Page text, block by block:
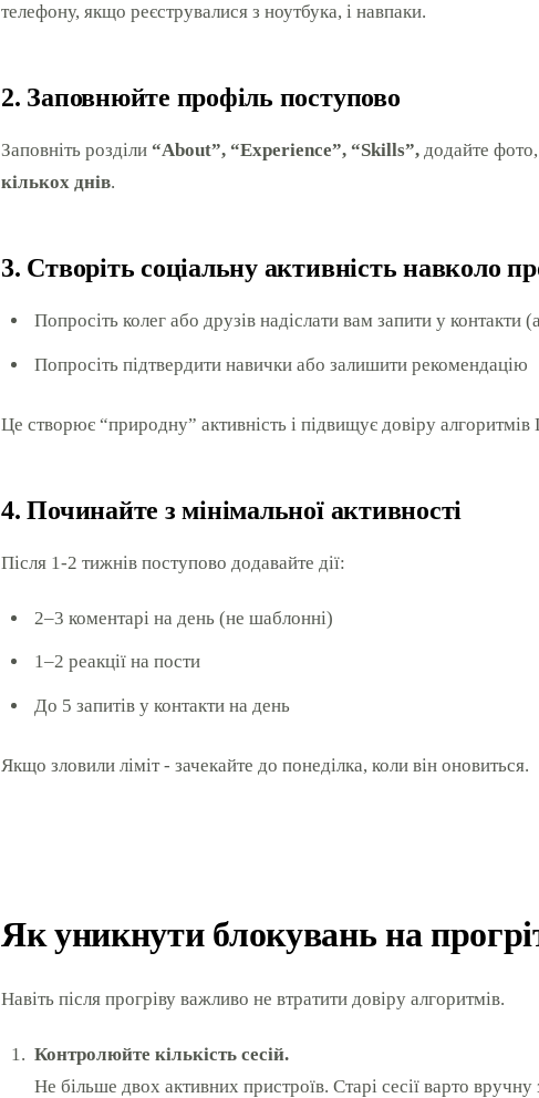
телефону, якщо реєструвалися з ноутбука, і навпаки.
2. Заповнюйте профіль поступово
Заповніть розділи “About”, “Experience”, “Skills”, додайте
кількох днів.
3. Створіть соціальну активність навколо
Попросіть колег або друзів надіслати вам запити у контакти
Попросіть підтвердити навички або залишити рекомендацію
Це створює “природну” активність і підвищує довіру
4. Починайте з мінімальної активності
Після 1-2 тижнів поступово додавайте дії:
2–3 коментарі на день (не шаблонні)
1–2 реакції на пости
До 5 запитів у контакти на день
Якщо зловили ліміт - зачекайте до понеділка, коли він оновиться.
Як уникнути блокувань на
Навіть після прогріву важливо не втратити довіру алгоритмів.
Контролюйте кількість сесій.
Не більше двох активних пристроїв. Старі сесії варто